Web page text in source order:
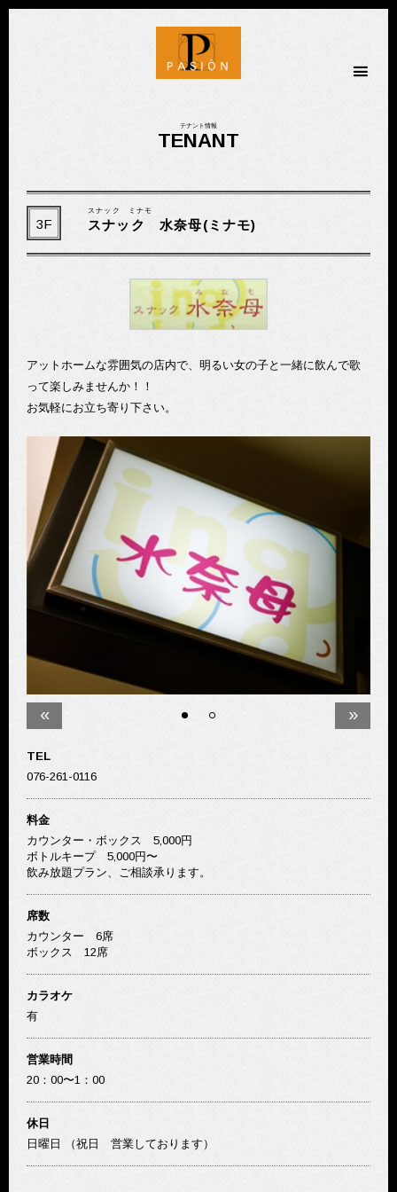
テナント情報
TENANT
3F
スナック ミナモ
スナック 水奈母(ミナモ)
アットホームな雰囲気の店内で、明るい女の子と一緒に飲んで歌
って楽しみませんか！！
お気軽にお立ち寄り下さい。
« »
TEL
076-261-0116
料金
カウンター・ボックス 5,000円
ボトルキープ 5,000円〜
飲み放題プラン、ご相談承ります。
席数
カウンター 6席
ボックス 12席
カラオケ
有
営業時間
20：00〜1：00
休日
日曜日 （祝日 営業しております）